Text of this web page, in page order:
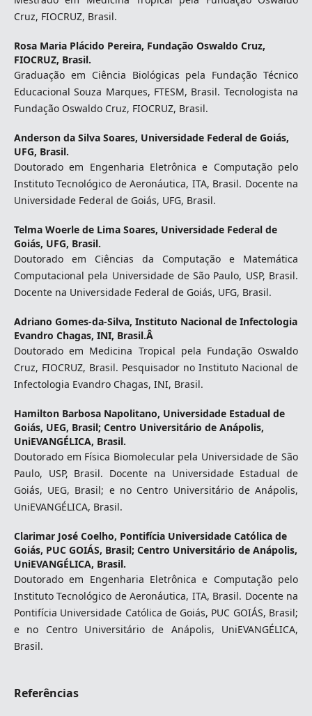
Cruz, FIOCRUZ, Brasil.
Rosa Maria Plácido Pereira, Fundação Oswaldo Cruz,
FIOCRUZ, Brasil.
Graduação em Ciência Biológicas pela Fundação Técnico
Educacional Souza Marques, FTESM, Brasil. Tecnologista na
Fundação Oswaldo Cruz, FIOCRUZ, Brasil.
Anderson da Silva Soares, Universidade Federal de Goiás,
UFG, Brasil.
Doutorado em Engenharia Eletrônica e Computação pelo
Instituto Tecnológico de Aeronáutica, ITA, Brasil. Docente na
Universidade Federal de Goiás, UFG, Brasil.
Telma Woerle de Lima Soares, Universidade Federal de
Goiás, UFG, Brasil.
Doutorado em Ciências da Computação e Matemática
Computacional pela Universidade de São Paulo, USP, Brasil.
Docente na Universidade Federal de Goiás, UFG, Brasil.
Adriano Gomes-da-Silva, Instituto Nacional de Infectologia
Evandro Chagas, INI, Brasil.Â
Doutorado em Medicina Tropical pela Fundação Oswaldo
Cruz, FIOCRUZ, Brasil. Pesquisador no Instituto Nacional de
Infectologia Evandro Chagas, INI, Brasil.
Hamilton Barbosa Napolitano, Universidade Estadual de
Goiás, UEG, Brasil; Centro Universitário de Anápolis,
UniEVANGÉLICA, Brasil.
Doutorado em Física Biomolecular pela Universidade de São
Paulo, USP, Brasil. Docente na Universidade Estadual de
Goiás, UEG, Brasil; e no Centro Universitário de Anápolis,
UniEVANGÉLICA, Brasil.
Clarimar José Coelho, Pontifícia Universidade Católica de
Goiás, PUC GOIÁS, Brasil; Centro Universitário de Anápolis,
UniEVANGÉLICA, Brasil.
Doutorado em Engenharia Eletrônica e Computação pelo
Instituto Tecnológico de Aeronáutica, ITA, Brasil. Docente na
Pontifícia Universidade Católica de Goiás, PUC GOIÁS, Brasil;
e no Centro Universitário de Anápolis, UniEVANGÉLICA,
Brasil.
Referências